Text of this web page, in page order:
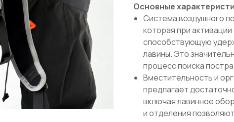
Основные
Система воздушного
которая при
способствующую
лавины. Это
процесс поиска
Вместительность и
предлагает
включая лавинное
и отделения